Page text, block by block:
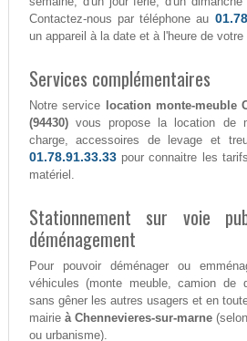
Contactez-nous par téléphone au
un appareil à la date et à l'heure de votre
Services complémentaires
Notre service
location monte-meuble
(94430)vous propose la location de
charge, accessoires de levage et
01.78.91.33.33 pour connaitre les
matériel.
Stationnement sur voie
déménagement
Pour pouvoir déménager ou
véhicules (monte meuble, camion de
sans gêner les autres usagers et en
mairie à Chennevieres-sur-marne
ou urbanisme).